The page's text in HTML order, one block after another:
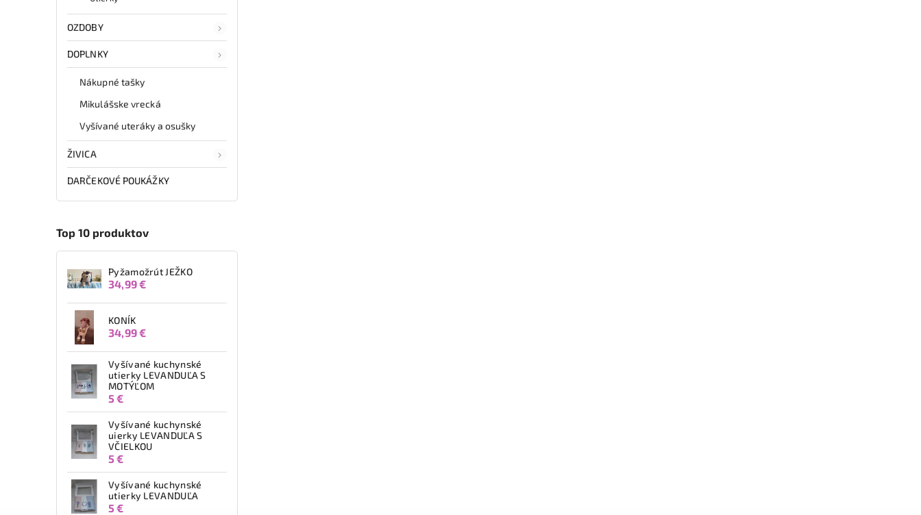
OZDOBY
DOPLNKY
Nákupné tašky
Mikulášske vrecká
Vyšívané uteráky a osušky
ŽIVICA
DARČEKOVÉ POUKÁŽKY
Top 10 produktov
Pyžamožrút JEŽKO
34,99 €
KONÍK
34,99 €
Vyšívané kuchynské
utierky LEVANDUĽA S
MOTÝĽOM
5 €
Vyšívané kuchynské
uierky LEVANDUĽA S
VČIELKOU
5 €
Vyšívané kuchynské
utierky LEVANDUĽA
5 €